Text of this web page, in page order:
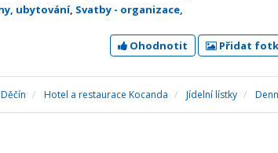
ubytování, Svatby - organizace,
Ohodnotit Přidat
Děčín Hotel a restaurace Kocanda Jídelní lístky